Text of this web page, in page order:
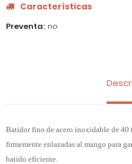
Características
Preventa no
Batidor fino de acero inoxidable de
firmemente enlazadas al mango para
batido eficiente.